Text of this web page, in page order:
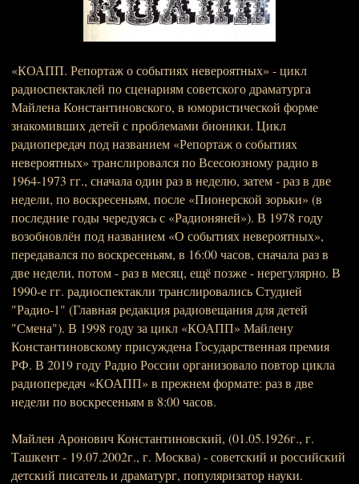
«КОАПП. Репортаж о событиях невероятных» - цикл
радиоспектаклей по сценариям советского драматурга
Майлена Константиновского, в юмористической форме
знакомивших детей с проблемами бионики. Цикл
радиопередач под названием «Репортаж о событиях
невероятных» транслировался по Всесоюзному радио в
1964-1973 гг., сначала один раз в неделю, затем - раз в две
недели, по воскресеньям, после «Пионерской зорьки» (в
последние годы чередуясь с «Радионяней»). В 1978 году
возобновлён под названием «О событиях невероятных»,
передавался по воскресеньям, в 16:00 часов, сначала раз в
две недели, потом - раз в месяц, ещё позже - нерегулярно. В
1990-е гг. радиоспектакли транслировались Студией
"Радио-1" (Главная редакция радиовещания для детей
"Смена"). В 1998 году за цикл «КОАПП» Майлену
Константиновскому присуждена Государственная премия
РФ. В 2019 году Радио России организовало повтор цикла
радиопередач «КОАПП» в прежнем формате: раз в две
недели по воскресеньям в 8:00 часов.
Майлен Аронович Константиновский, (01.05.1926г., г.
Ташкент - 19.07.2002г., г. Москва) - советский и российский
детский писатель и драматург, популяризатор науки.